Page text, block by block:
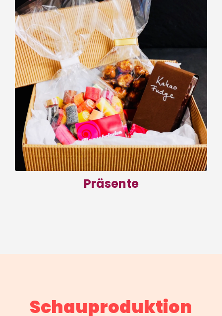
Präsente
Präsente
Du brauchst ein Geschenk für deine
nächste Einladung oder möchtest
jemandem eine Freude bereiten? Hier geht
es zu unseren Präsentboxen.
zum Shop
Schauproduktion